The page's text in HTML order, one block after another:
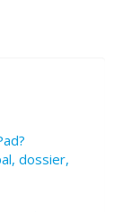
dossier,